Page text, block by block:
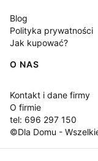
Blog
Polityka prywatności
Jak kupować?
O NAS
Kontakt i dane firmy
O firmie
tel: 696 297 150
©Dla Domu -